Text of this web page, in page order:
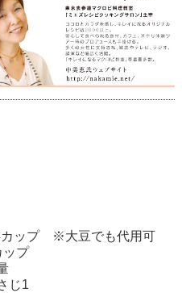
ップ ※大豆でも代用可
プ
1